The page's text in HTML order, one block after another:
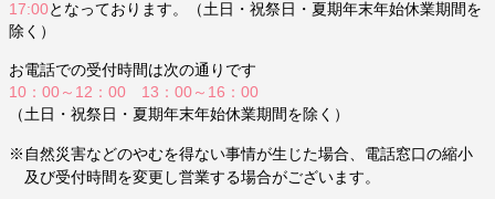
17:00となっております。（土日・祝祭日・夏期年末年始休業期間を
除く）
お電話での受付時間は次の通りです
10：00～12：00 13：00～16：00
（土日・祝祭日・夏期年末年始休業期間を除く）
※自然災害などのやむを得ない事情が生じた場合、電話窓口の縮小
及び受付時間を変更し営業する場合がございます。